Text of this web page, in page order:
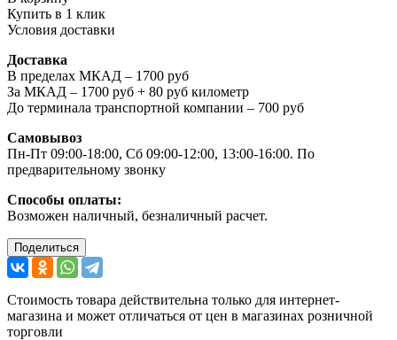
Купить в 1 клик
Условия доставки
Доставка
В пределах МКАД – 1700 руб
За МКАД – 1700 руб + 80 руб километр
До терминала транспортной компании – 700 руб
Самовывоз
Пн-Пт 09:00-18:00, Сб 09:00-12:00, 13:00-16:00. По
предварительному звонку
Способы оплаты:
Возможен наличный, безналичный расчет.
Поделиться
Стоимость товара действительна только для интернет-
магазина и может отличаться от цен в магазинах розничной
торговли